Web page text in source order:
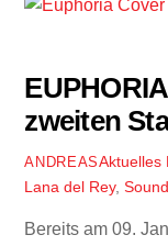
zweiten
ANDREASAktuelles
Lana del Rey,
Bereits am 09.